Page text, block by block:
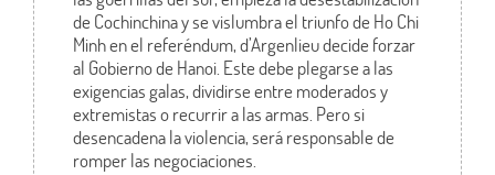
de Cochinchina y se vislumbra el triunfo de Ho Chi
Minh en el referéndum, d’Argenlieu decide forzar
al Gobierno de Hanoi. Este debe plegarse a las
exigencias galas, dividirse entre moderados y
extremistas o recurrir a las armas. Pero si
desencadena la violencia, será responsable de
romper las negociaciones.